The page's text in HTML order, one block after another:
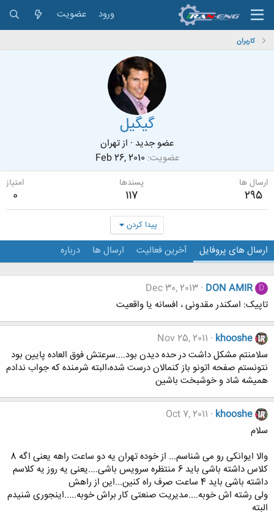
ورود عضویت
کاربران
گیگیل
عضو جدید · ازتهران
عضویت Feb 26, 2010
ارسال ها
295
پسندها
117
امتیاز
0
پیدا کردن
ارسال های پروفایل آخرین فعالیت ارسال ها درباره
D
DON AMIR
Dec 30, 2013
تاپیک: اسکندر مقدونی ، افسانه یا واقعیت
khooshe
Nov 25, 2011
سلامنتم مشکل داشت در حده دیدن بود....سرعتش فوق العاده پایین بود
نتونستم صفحه اتونو باز کنمالان درست شده،البته شرمنده که جواب ندادم
همیشه شاد و خوشبخت باشین
khooshe
Oct 7, 2011
سلام
والا ایوانکی رو می شناسم... از خوده تهران یه دو ساعت راهه یعنی اگه 8
کلاس داشته باشی باید 6 منتظره سرویس باشی....یعنی یه روز یه کلاسم
داشته باشی باید 4 ساعت صرف راه کنین...این از راهش
ولی رشته اش خوبه....مدیریت صنعتی کار براش خوبه.....اینجوری شنیدم
البته